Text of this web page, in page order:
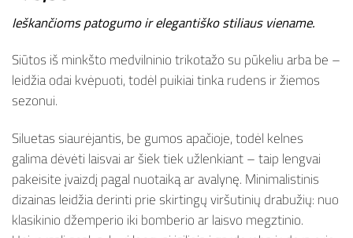
(viso
įvertinimų:
)Ieškančioms patogumo ir elegantiško stiliaus viename.
Siūtos iš minkšto medvilninio trikotažo su pūkeliu arba be –
leidžia odai kvėpuoti, todėl puikiai tinka rudens ir žiemos
sezonui.
Siluetas siaurėjantis, be gumos apačioje, todėl kelnes
galima dėvėti laisvai ar šiek tiek užlenkiant – taip lengvai
pakeisite įvaizdį pagal nuotaiką ar avalynę. Minimalistinis
dizainas leidžia derinti prie skirtingų viršutinių drabužių: nuo
klasikinio džemperio iki bomberio ar laisvo megztinio.